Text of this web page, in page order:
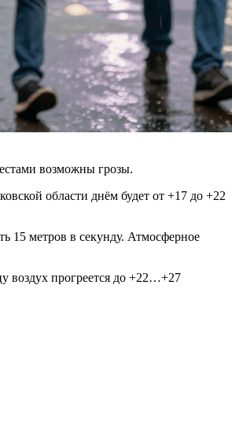
возможны грозы.
области днём будет от +17 до +22
15 метров в секунду. Атмосферное
воздух прогреется до +22…+27